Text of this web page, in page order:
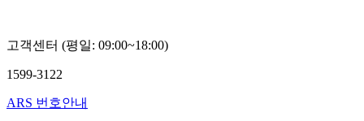
고객센터 (평일: 09:00~18:00)
1599-3122
ARS 번호안내